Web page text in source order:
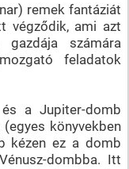
remek fantáziát
végződik, ami azt
számára
feladatok
a Jupiter-domb
könyvekben
kézen ez a domb
dombba. Itt